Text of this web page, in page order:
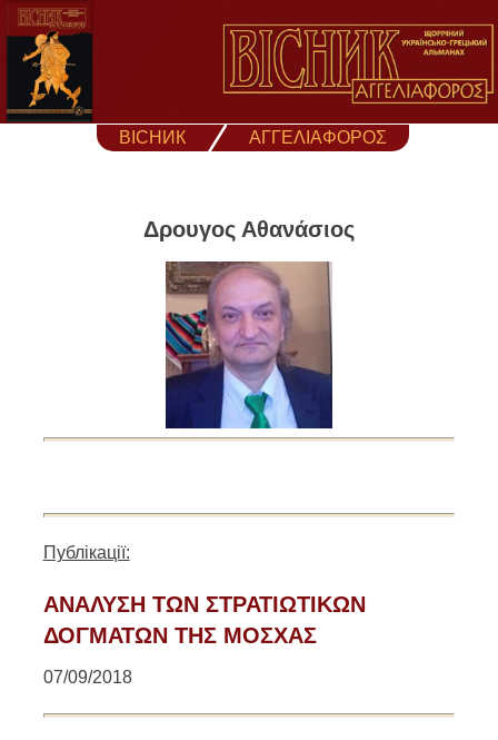
Skip
content
ВІСНИК ΑΓΓΕΛΙΑΦΟΡΟΣ
Δρουγος Αθανάσιος
Публікації:
AΝΑΛΥΣΗ ΤΩΝ ΣΤΡΑΤΙΩΤΙΚΩΝ
ΔΟΓΜΑΤΩΝ ΤΗΣ ΜΟΣΧΑΣ
07/09/2018